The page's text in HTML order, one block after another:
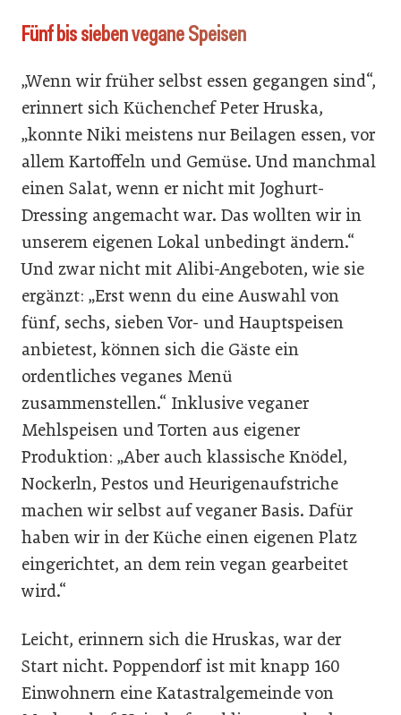
Fünf bis sieben vegane Speisen
„Wenn wir früher selbst essen gegangen sind“,
erinnert sich Küchenchef Peter Hruska,
„konnte Niki meistens nur Beilagen essen, vor
allem Kartoffeln und Gemüse. Und manchmal
einen Salat, wenn er nicht mit Joghurt-
Dressing angemacht war. Das wollten wir in
unserem eigenen Lokal unbedingt ändern.“
Und zwar nicht mit Alibi-Angeboten, wie sie
ergänzt: „Erst wenn du eine Auswahl von
fünf, sechs, sieben Vor- und Hauptspeisen
anbietest, können sich die Gäste ein
ordentliches veganes Menü
zusammenstellen.“ Inklusive veganer
Mehlspeisen und Torten aus eigener
Produktion: „Aber auch klassische Knödel,
Nockerln, Pestos und Heurigenaufstriche
machen wir selbst auf veganer Basis. Dafür
haben wir in der Küche einen eigenen Platz
eingerichtet, an dem rein vegan gearbeitet
wird.“
Leicht, erinnern sich die Hruskas, war der
Start nicht. Poppendorf ist mit knapp 160
Einwohnern eine Katastralgemeinde von